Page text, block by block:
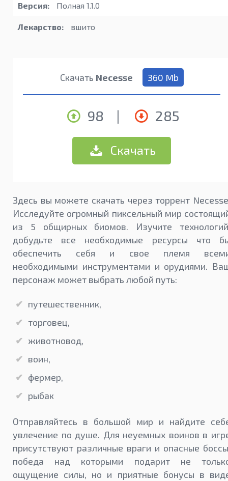
Версия: Полная 1.1.0
Лекарство: вшито
Скачать Necesse 360 Mb
98 | 285
Скачать
Здесь вы можете скачать через торрент
Исследуйте огромный пиксельный мир
из 5 общирных биомов. Изучите
добудьте все необходимые ресурсы что
обеспечить себя и свое племя
необходимыми инструментами и орудиями.
персонаж может выбрать любой путь:
путешественник,
торговец,
животновод,
воин,
фермер,
рыбак
Отправляйтесь в большой мир и найдите
увлечение по душе. Для неуемных воинов в
присутствуют различные враги и опасные
победа над которыми подарит не
ощущение силы, но и приятные бонусы в